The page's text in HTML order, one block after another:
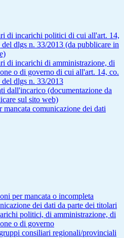
di incarichi politici di cui all'art. 14,
del dlgs n. 33/2013 (da pubblicare in
di incarichi di amministrazione, di
o di governo di cui all'art. 14, co.
del dlgs n. 33/2013
dall'incarico (documentazione da
sul sito web)
mancata comunicazione dei dati
per mancata o incompleta
dei dati da parte dei titolari
politici, di amministrazione, di
o di governo
consiliari regionali/provinciali